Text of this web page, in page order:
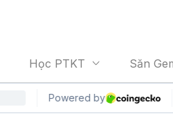
Học PTKT Săn